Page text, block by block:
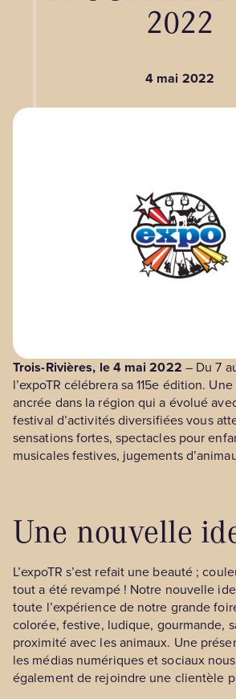
2022
4 mai 2022
Trois-Rivières, le 4 mai 2022 – Du 7
l’expoTR célébrera sa 115e édition.
ancrée dans la région qui a évolué
festival d’activités diversifiées vous
sensations fortes, spectacles pour
musicales festives, jugements
Une nouvelle
L’expoTR s’est refait une beauté ;
tout a été revampé ! Notre nouvelle
toute l’expérience de notre grande
colorée, festive, ludique, gourmande,
proximité avec les animaux. Une
les médias numériques et sociaux
également de rejoindre une clientèle